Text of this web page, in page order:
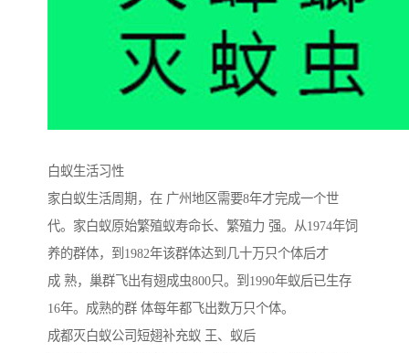
白蚁生活习性
家白蚁生活周期，在 广州地区需要8年才完成一个世
代。家白蚁原始繁殖蚁寿命长、繁殖力 强。从1974年饲
养的群体，到1982年该群体达到几十万只个体后才
成 熟，巢群飞出有翅成虫800只。到1990年蚁后已生存
16年。成熟的群 体每年都飞出数万只个体。
成都灭白蚁公司短翅补充蚁 王、蚁后